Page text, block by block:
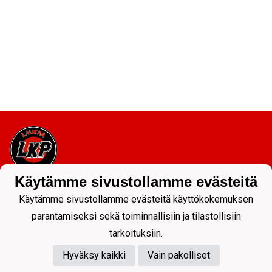
Tietosuojaseloste
Käytämme sivustollamme evästeitä
Käytämme sivustollamme evästeitä käyttökokemuksen
parantamiseksi sekä toiminnallisiin ja tilastollisiin
tarkoituksiin.
Hyväksy kaikki
Vain pakolliset